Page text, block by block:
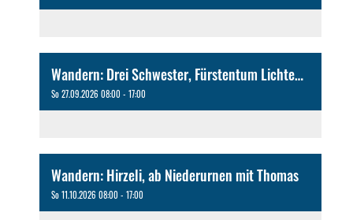
Wandern: Drei Schwester, Fürstentum Lichtenstein mit Michel
So 27.09.2026 08:00 - 17:00
Wandern: Hirzeli, ab Niederurnen mit Thomas
So 11.10.2026 08:00 - 17:00